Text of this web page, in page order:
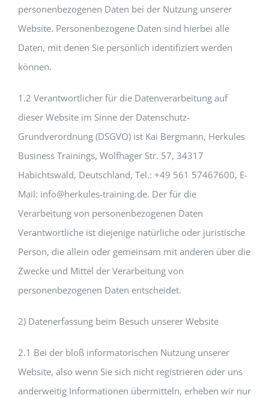
personenbezogenen Daten bei der Nutzung unserer
Website. Personenbezogene Daten sind hierbei alle
Daten, mit denen Sie persönlich identifiziert werden
können.
1.2 Verantwortlicher für die Datenverarbeitung auf
dieser Website im Sinne der Datenschutz-
Grundverordnung (DSGVO) ist Kai Bergmann, Herkules
Business Trainings, Wolfhager Str. 57, 34317
Habichtswald, Deutschland, Tel.: +49 561 57467600, E-
Mail: info@herkules-training.de. Der für die
Verarbeitung von personenbezogenen Daten
Verantwortliche ist diejenige natürliche oder juristische
Person, die allein oder gemeinsam mit anderen über die
Zwecke und Mittel der Verarbeitung von
personenbezogenen Daten entscheidet.
2) Datenerfassung beim Besuch unserer Website
2.1 Bei der bloß informatorischen Nutzung unserer
Website, also wenn Sie sich nicht registrieren oder uns
anderweitig Informationen übermitteln, erheben wir nur